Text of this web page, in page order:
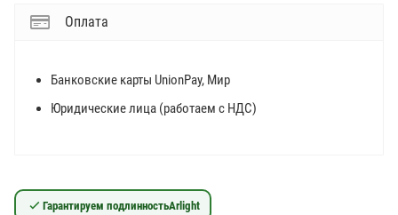
Оплата
Банковские карты UnionPay, Мир
Юридические лица (работаем с НДС)
Гарантируем подлинностьArlight